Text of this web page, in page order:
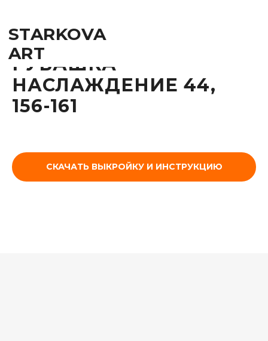
ART
РУБАШКА
НАСЛАЖДЕНИЕ 44,
156-161
СКАЧАТЬ ВЫКРОЙКУ И ИНСТРУКЦИЮ